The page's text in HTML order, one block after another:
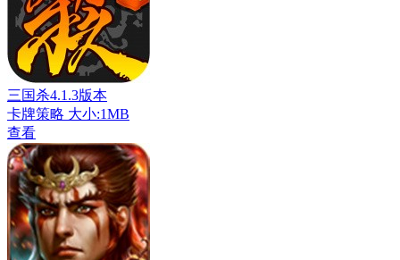
三国杀4.1.3版本
卡牌策略 大小:1MB
查看